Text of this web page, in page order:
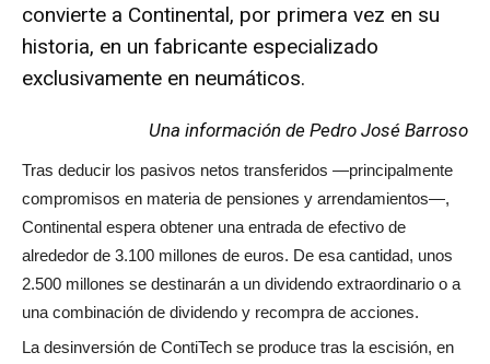
convierte a Continental, por primera vez en su
historia, en un fabricante especializado
exclusivamente en neumáticos.
Una información de Pedro José Barroso
Tras deducir los pasivos netos transferidos —principalmente
compromisos en materia de pensiones y arrendamientos—,
Continental espera obtener una entrada de efectivo de
alrededor de 3.100 millones de euros. De esa cantidad, unos
2.500 millones se destinarán a un dividendo extraordinario o a
una combinación de dividendo y recompra de acciones.
La desinversión de ContiTech se produce tras la escisión, en